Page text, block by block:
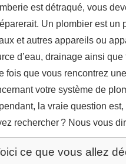
est détraqué, vous
Un plombier est un
et autres appareils ou
d’eau, drainage ainsi
fois que vous rencontrez
votre système de
la vraie question
rechercher ? Nous vous
ce que vous allez